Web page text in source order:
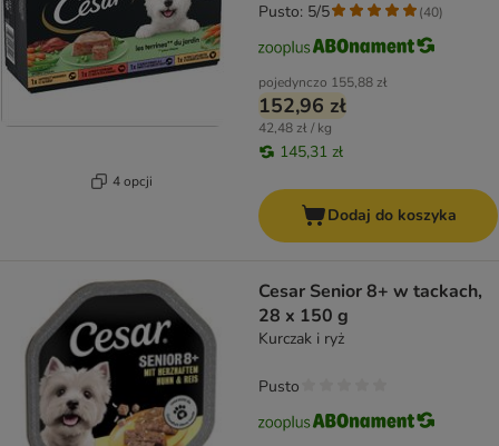
4 opcji
pojedynczo 155,88 zł
152,96 zł
42,48 zł / kg
145,31 zł
Pusto: 5/5 (40)
Dodaj do koszyka
Cesar Senior 8+ w tackach,
28 x 150 g
Kurczak i ryż
Pusto